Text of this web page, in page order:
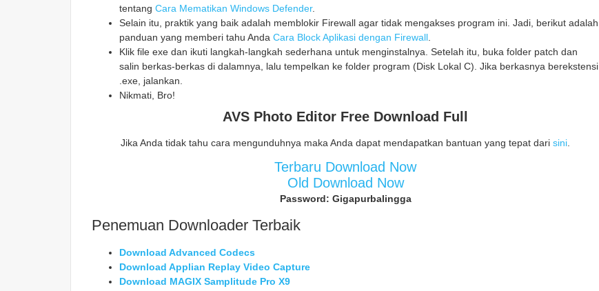
tentang Cara Mematikan Windows Defender.
Selain itu, praktik yang baik adalah memblokir Firewall agar tidak mengakses program ini. Jadi, berikut adalah
panduan yang memberi tahu Anda Cara Block Aplikasi dengan Firewall
Klik file exe dan ikuti langkah-langkah sederhana untuk menginstalnya. Setelah itu, buka folder patch dan
salin berkas-berkas di dalamnya, lalu tempelkan ke folder program (Disk Lokal C). Jika berkasnya berekstensi
.exe, jalankan.
Nikmati, Bro!
AVS Photo Editor Free Download Full
Jika Anda tidak tahu cara mengunduhnya maka Anda dapat mendapatkan bantuan yang tepat dari sini
Terbaru Download Now
Old Download Now
Password: Gigapurbalingga
Penemuan Downloader Terbaik
Download Advanced Codecs
Download Applian Replay Video Capture
Download MAGIX Samplitude Pro X9